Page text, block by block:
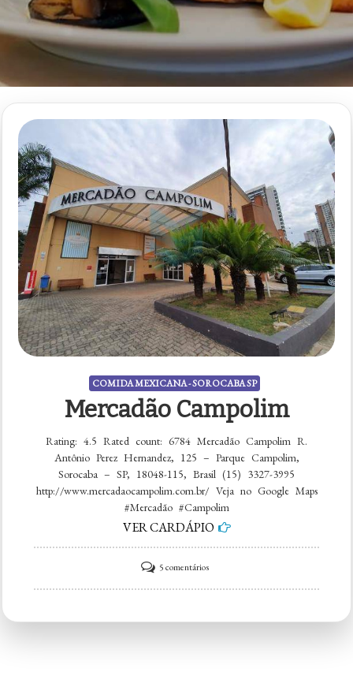
COMIDA MEXICANA - SOROCABA SP
Mercadão Campolim
Rating: 4.5 Rated count: 6784 Mercadão Campolim R.
Antônio Perez Hernandez, 125 – Parque Campolim,
Sorocaba – SP, 18048-115, Brasil (15) 3327-3995
http://www.mercadaocampolim.com.br/ Veja no Google Maps
#Mercadão #Campolim
VER CARDÁPIO
5 comentáriosem
Mercadão